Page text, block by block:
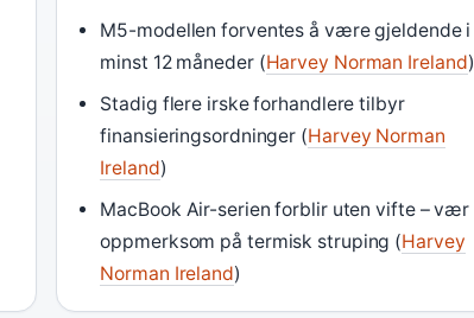
M5-modellen forventes å være gjeldende i
minst 12 måneder (Harvey Norman Ireland)
Stadig flere irske forhandlere tilbyr
finansieringsordninger (Harvey Norman
Ireland)
MacBook Air-serien forblir uten vifte – vær
oppmerksom på termisk struping (Harvey
Norman Ireland)